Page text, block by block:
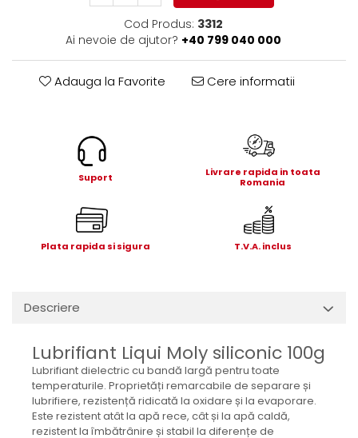
hidraulice
Bolturi, role si bucse
Hidraulica
Mecanica
Electropompa si motoare
electrice
Burdufuri si cilindri hidraulici
Cod Produs: 3312
Ai nevoie de ajutor? +40 799 040 000
Adauga la Favorite Cere informatii
Suport
Livrare rapida in toata
Romania
Plata rapida si sigura T.V.A. inclus
Descriere
Lubrifiant Liqui Moly siliconic 100g
Lubrifiant dielectric cu bandă largă pentru toate
temperaturile. Proprietăți remarcabile de separare și
lubrifiere, rezistență ridicată la oxidare și la evaporare.
Este rezistent atât la apă rece, cât și la apă caldă,
rezistent la îmbătrânire și stabil la diferențe de